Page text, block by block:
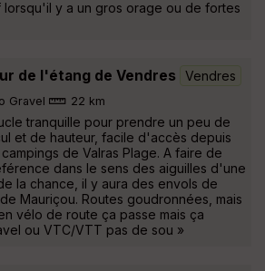
lorsqu'il y a un gros orage ou de fortes
de l'étang de Vendres Vendres
Gravel 22 km
tranquille pour prendre un peu de
et de hauteur, facile d'accès depuis
de Valras Plage. A faire de
dans le sens des aiguilles d'une
la chance, il y aura des envols de
Mauriçou. Routes goudronnées, mais
vélo de route ça passe mais ça
ou VTC/VTT pas de sou »